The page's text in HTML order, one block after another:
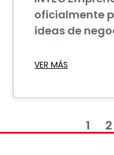
oficialmente
ideas de
VER MÁS
1 2